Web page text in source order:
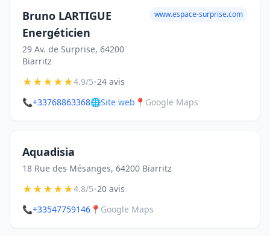
Bruno LARTIGUE
Energéticien
29 Av. de Surprise, 64200
Biarritz
www.espace-surprise.com
★★★★★4.9/5•24 avis
📞+33768863368🌐Site web 📍 Google Maps
Aquadisia
18 Rue des Mésanges, 64200 Biarritz
★★★★★4.8/5•20 avis
📞+33547759146 📍 Google Maps